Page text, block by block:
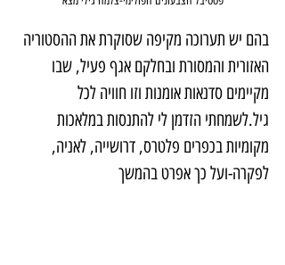
בהם יש תערוכה מקיפה שסוקרת את ההסטוריה
האזורית והמסורת ובחלקם אגף פעיל, שבו
מקיימים סדנאות אומנות וזו חוויה לכל
גיל.לשמחתי הזדמן לי להתנסות במלאכות
מקומיות בכפרים פלטרס, דרושייה, לאניה,
לפקרה-ועל כך אפרט בהמשך